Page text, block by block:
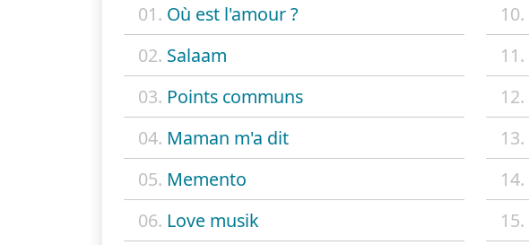
01. Où est l'amour ?
02. Salaam
03. Points communs
04. Maman m'a dit
05. Memento
06. Love musik
10.
11.
12.
13.
14.
15.